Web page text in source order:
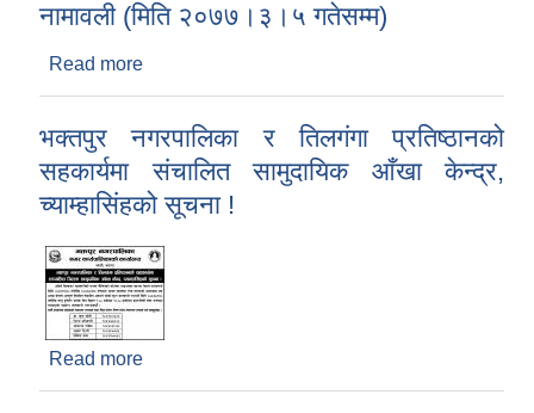
नामावली (मिति २०७७।३।५ गतेसम्म)
Read more
भक्तपुर नगरपालिका र तिलगंगा प्रतिष्ठानको
सहकार्यमा संचालित सामुदायिक आँखा केन्द्र,
च्याम्हासिंहको सूचना !
Read more